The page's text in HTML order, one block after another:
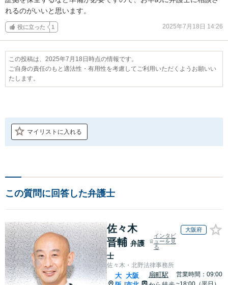
れるのがいいと思います。
役に立った 1 2025年7月18日 14:26
この投稿は、2025年7月18日時点の情報です。
ご自身の責任のもと適法性・有用性を考慮してご利用いただくようお願いい
たします。
マイリストに入れる
この質問に回答した弁護士
佐々木
晋輔 弁護
士
インタビ
ューを見
る
大阪府
佐々木・北野法律事務所
大 大阪
扇町駅
営業時間：09:00